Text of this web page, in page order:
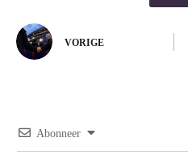
VORIGE
Abonneer